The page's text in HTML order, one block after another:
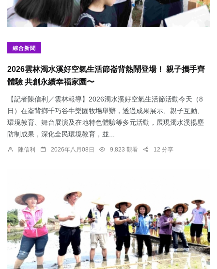
綜合新聞
2026雲林濁水溪好空氣生活節崙背熱鬧登場！ 親子攜手齊
體驗 共創永續幸福家園〜
【記者陳信利／雲林報導】2026濁水溪好空氣生活節活動今天（8
日）在崙背鄉千巧谷牛樂園牧場舉辦，透過成果展示、親子互動、
環境教育、舞台展演及在地特色體驗等多元活動，展現濁水溪揚塵
防制成果，深化全民環境教育，並...
陳信利 2026年八月08日 9,823 觀看 12 分享